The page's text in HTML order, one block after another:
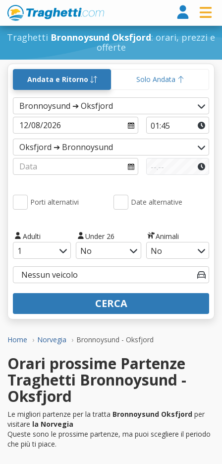
Traghetti Bronnoysund Oksfjord: orari, prezzi e
offerte
Home Norvegia Bronnoysund - Oksfjord
Andata e Ritorno Solo Andata
Porti alternativi Date alternative
Adulti Under 26 Animali
CERCA
Orari prossime Partenze
Traghetti Bronnoysund -
Oksfjord
Le migliori partenze per la tratta Bronnoysund Oksfjord per
visitare la Norvegia
Queste sono le prossime partenze, ma puoi scegliere il periodo
che più ti piace.